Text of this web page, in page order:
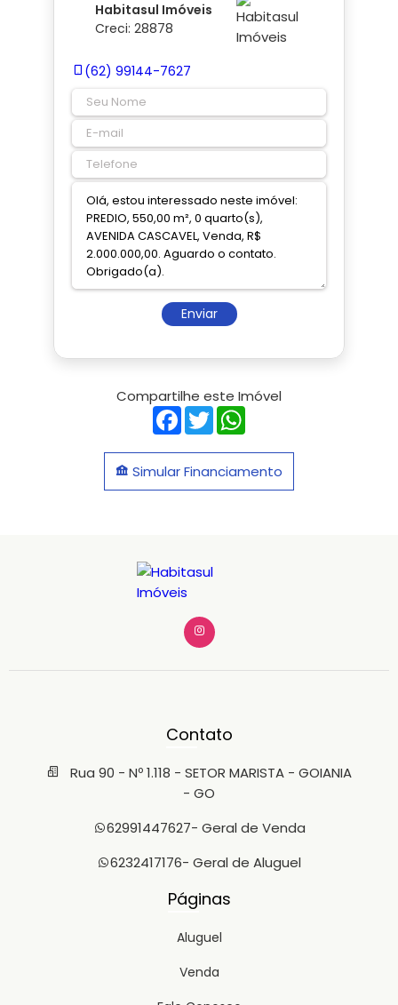
Habitasul Imóveis
Creci: 28878
(62) 99144-7627
Enviar
Compartilhe este Imóvel
Facebook
Twitter
Simular Financiamento
Contato
Rua 90 - Nº 1.118 - SETOR MARISTA - GOIANIA
- GO
62991447627- Geral de Venda
6232417176- Geral de Aluguel
Páginas
Aluguel
Venda